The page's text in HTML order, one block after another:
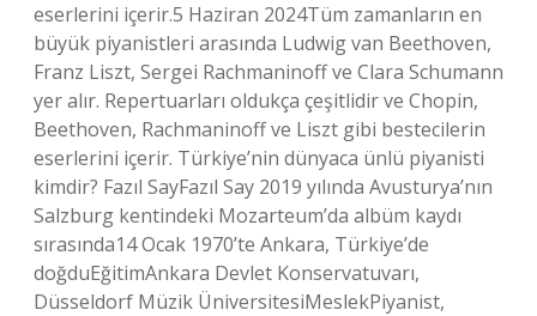
eserlerini içerir.5 Haziran 2024Tüm zamanların en
büyük piyanistleri arasında Ludwig van Beethoven,
Franz Liszt, Sergei Rachmaninoff ve Clara Schumann
yer alır. Repertuarları oldukça çeşitlidir ve Chopin,
Beethoven, Rachmaninoff ve Liszt gibi bestecilerin
eserlerini içerir. Türkiye’nin dünyaca ünlü piyanisti
kimdir? Fazıl SayFazıl Say 2019 yılında Avusturya’nın
Salzburg kentindeki Mozarteum’da albüm kaydı
sırasında14 Ocak 1970’te Ankara, Türkiye’de
doğduEğitimAnkara Devlet Konservatuvarı,
Düsseldorf Müzik ÜniversitesiMeslekPiyanist,